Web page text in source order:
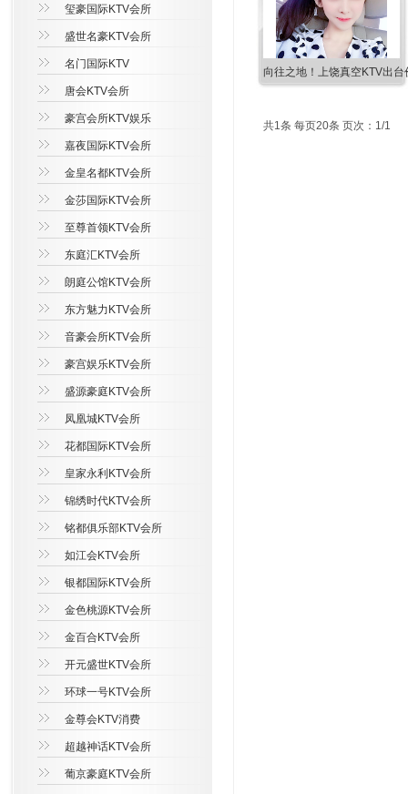
向往之地！上饶真空KTV出
共1条 每页20条 页次：1/1
玺豪国际KTV会所
盛世名豪KTV会所
名门国际KTV
唐会KTV会所
豪宫会所KTV娱乐
嘉夜国际KTV会所
金皇名都KTV会所
金莎国际KTV会所
至尊首领KTV会所
东庭汇KTV会所
朗庭公馆KTV会所
东方魅力KTV会所
音豪会所KTV会所
豪宫娱乐KTV会所
盛源豪庭KTV会所
凤凰城KTV会所
花都国际KTV会所
皇家永利KTV会所
锦绣时代KTV会所
铭都俱乐部KTV会所
如江会KTV会所
银都国际KTV会所
金色桃源KTV会所
金百合KTV会所
开元盛世KTV会所
环球一号KTV会所
金尊会KTV消费
超越神话KTV会所
葡京豪庭KTV会所